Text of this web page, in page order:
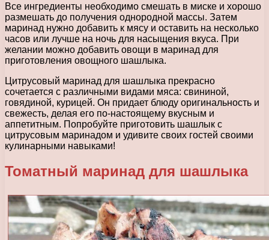
Все ингредиенты необходимо смешать в миске и хорошо
размешать до получения однородной массы. Затем
маринад нужно добавить к мясу и оставить на несколько
часов или лучше на ночь для насыщения вкуса. При
желании можно добавить овощи в маринад для
приготовления овощного шашлыка.
Цитрусовый маринад для шашлыка прекрасно
сочетается с различными видами мяса: свининой,
говядиной, курицей. Он придает блюду оригинальность и
свежесть, делая его по-настоящему вкусным и
аппетитным. Попробуйте приготовить шашлык с
цитрусовым маринадом и удивите своих гостей своими
кулинарными навыками!
Томатный маринад для шашлыка